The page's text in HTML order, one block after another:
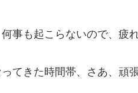
事も起こらないので、疲
てきた時間帯、さあ、頑